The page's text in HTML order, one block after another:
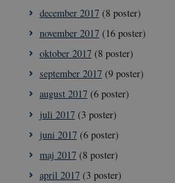
december 2017(8 poster)
november 2017(16 poster)
oktober 2017(8 poster)
september 2017(9 poster)
august 2017(6 poster)
juli 2017(3 poster)
juni 2017(6 poster)
maj 2017(8 poster)
april 2017(3 poster)
__cf_bm